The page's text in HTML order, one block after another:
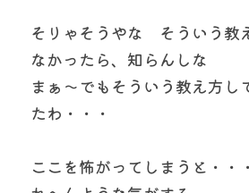
そりゃそうやな　そういう教
なかったら、知らんしな
まぁ～でもそういう教え方し
たわ・・・
ここを怖がってしまうと・・